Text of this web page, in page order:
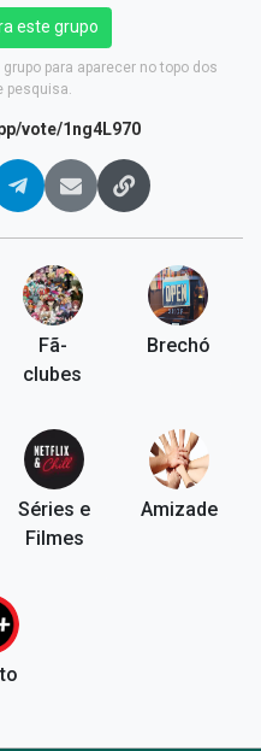
este grupo
para aparecer no topo dos
pesquisa.
vote/1ng4L970
Fã-
clubes
Brechó
Séries e
Filmes
Amizade